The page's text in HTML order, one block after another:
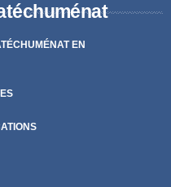
EN